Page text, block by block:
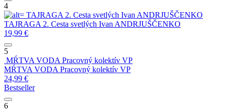
4
TAJRAGA 2. Cesta svetlých Ivan ANDRJUŠČENKO
TAJRAGA 2. Cesta svetlých Ivan ANDRJUŠČENKO
19,99 €
5
MŔTVA VODA Pracovný kolektív VP
MŔTVA VODA Pracovný kolektív VP
24,99 €
Bestseller
6